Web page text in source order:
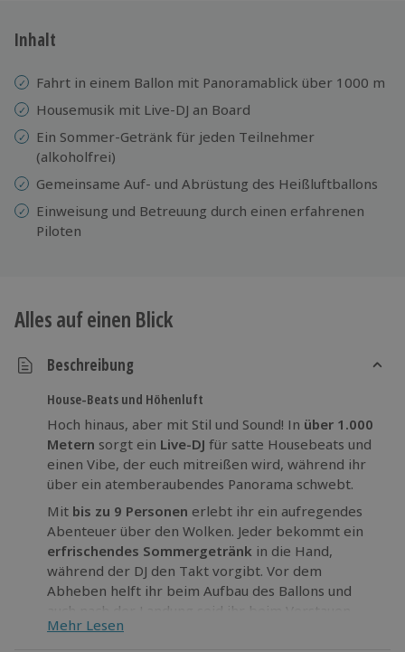
3 Jahre gültig & verlängerbar.
Inhalt
Fahrt in einem Ballon mit Panoramablick über 1000 m
Housemusik mit Live-DJ an Board
Ein Sommer-Getränk für jeden Teilnehmer
(alkoholfrei)
Gemeinsame Auf- und Abrüstung des Heißluftballons
Einweisung und Betreuung durch einen erfahrenen
Piloten
Alles auf einen Blick
Beschreibung
House-Beats und Höhenluft
Hoch hinaus, aber mit Stil und Sound! In über 1.000
Metern sorgt ein Live-DJ für satte Housebeats und
einen Vibe, der euch mitreißen wird, während ihr
über ein atemberaubendes Panorama schwebt.
Mit bis zu 9 Personen erlebt ihr ein aufregendes
Abenteuer über den Wolken. Jeder bekommt ein
erfrischendes Sommergetränk in die Hand,
während der DJ den Takt vorgibt. Vor dem
Abheben helft ihr beim Aufbau des Ballons und
auch nach der Landung seid ihr beim Verstauen
gefragt.
Mehr Lesen